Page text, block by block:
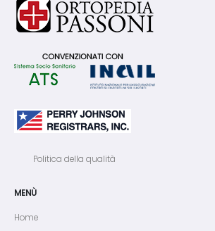
Politica della qualità
MENÙ
Home